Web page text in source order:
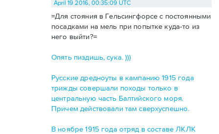
April 19 2016, 00:35:09 UTC
=Для стояния в Гельсингфорсе с постоянными
посадками на мель при попытке куда-то из
него выйти?=
Опять пиздишь, сука. )))
Русские дредноуты в кампанию 1915 года
трижды совершали походы только в
центральную часть Балтийского моря.
Причем действовали там сверхуспешно.
В ноябре 1915 года отряд в составе ЛКЛК